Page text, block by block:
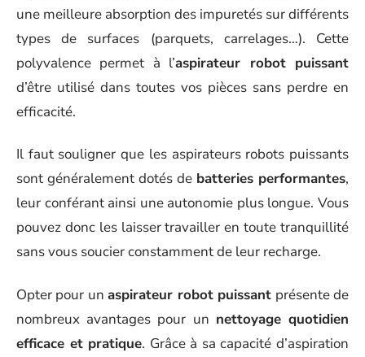
une meilleure absorption des impuretés sur différents
types de surfaces (parquets, carrelages…). Cette
polyvalence permet à l’aspirateur robot puissant
d’être utilisé dans toutes vos pièces sans perdre en
efficacité.
Il faut souligner que les aspirateurs robots puissants
sont généralement dotés de batteries performantes,
leur conférant ainsi une autonomie plus longue. Vous
pouvez donc les laisser travailler en toute tranquillité
sans vous soucier constamment de leur recharge.
Opter pour unaspirateur robot puissant présente de
nombreux avantages pour un nettoyage quotidien
efficace et pratique. Grâce à sa capacité d’aspiration